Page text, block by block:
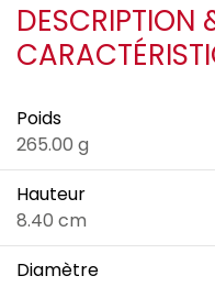
DESCRIPTION
Poids
265.00 g
Hauteur
8.40 cm
Diamètre